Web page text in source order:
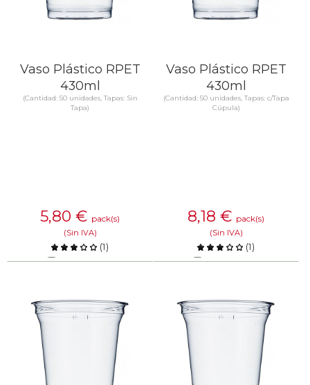
Vaso Plástico RPET
430ml
(Cantidad: 50 unidades, Tapas: Sin
Tapa)
5,80 € pack(s)
(Sin IVA)
(1)
Comparar
Vaso Plástico RPET
430ml
(Cantidad: 50 unidades, Tapas: c/Tapa
Cúpula)
8,18 € pack(s)
(Sin IVA)
(1)
Comparar